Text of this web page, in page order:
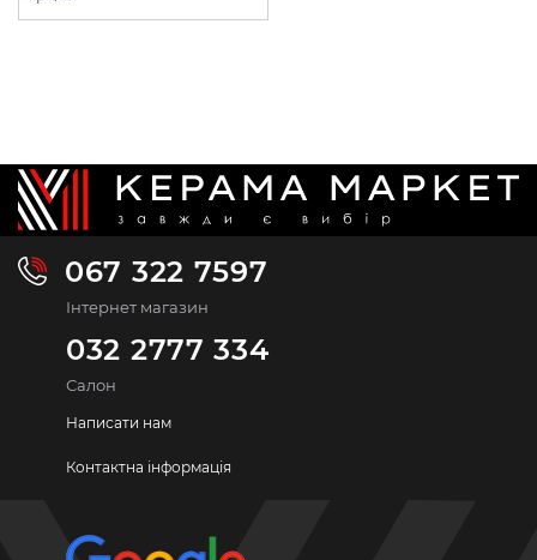
067 322 7597
Інтернет магазин
032 2777 334
Салон
Написати нам
Контактна інформація